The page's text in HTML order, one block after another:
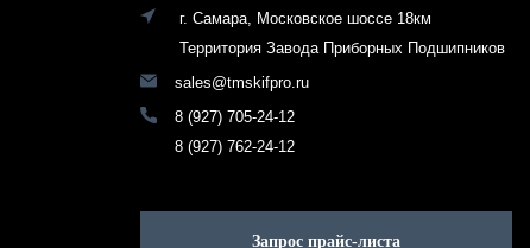
г. Самара, Московское шоссе 18км
Территория Завода Приборных Подшипников
sales@tmskifpro.ru
8 (927) 705-24-12
8 (927) 762-24-12
Запрос прайс-листа